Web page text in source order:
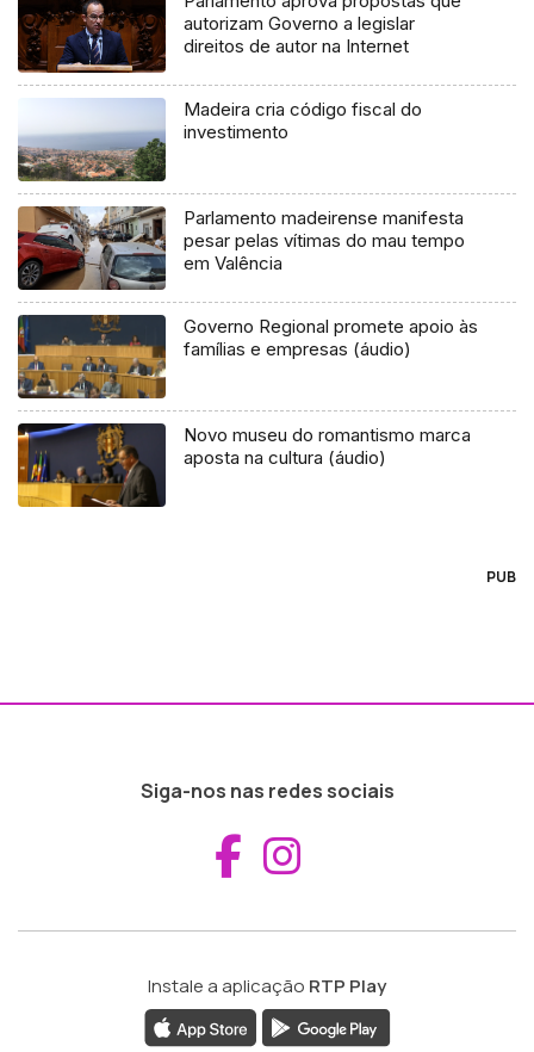
autorizam Governo a legislar
direitos de autor na Internet
Madeira cria código fiscal do
investimento
Parlamento madeirense manifesta
pesar pelas vítimas do mau tempo
em Valência
Governo Regional promete apoio às
famílias e empresas (áudio)
Novo museu do romantismo marca
aposta na cultura (áudio)
PUB
Siga-nos nas redes sociais
Aceder ao
Instale a aplicação RTP Play